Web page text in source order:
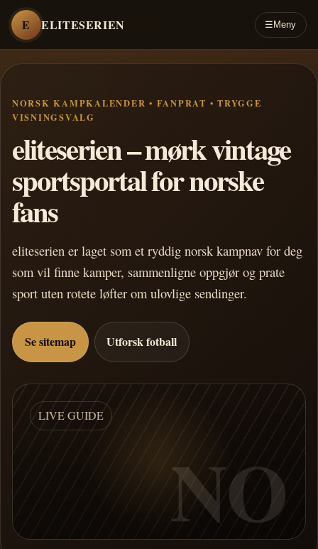
E ELITESERIEN ☰ Meny
NORSK KAMPKALENDER • FANPRAT • TRYGGE
VISNINGSVALG
eliteserien – mørk vintage
sportsportal for norske
fans
eliteserien er laget som et ryddig norsk kampnav for deg
som vil finne kamper, sammenligne oppgjør og prate
sport uten rotete løfter om ulovlige sendinger.
Se sitemap Utforsk fotball
LIVE GUIDE
NO